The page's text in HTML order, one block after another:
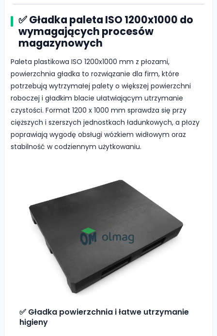
✅ Gładka paleta ISO 1200x1000 do
wymagających procesów
magazynowych
Paleta plastikowa ISO 1200x1000 mm z płozami,
powierzchnia gładka to rozwiązanie dla firm, które
potrzebują wytrzymałej palety o większej powierzchni
roboczej i gładkim blacie ułatwiającym utrzymanie
czystości. Format 1200 x 1000 mm sprawdza się przy
cięższych i szerszych jednostkach ładunkowych, a płozy
poprawiają wygodę obsługi wózkiem widłowym oraz
stabilność w codziennym użytkowaniu.
✅ Gładka powierzchnia i łatwe utrzymanie
higieny